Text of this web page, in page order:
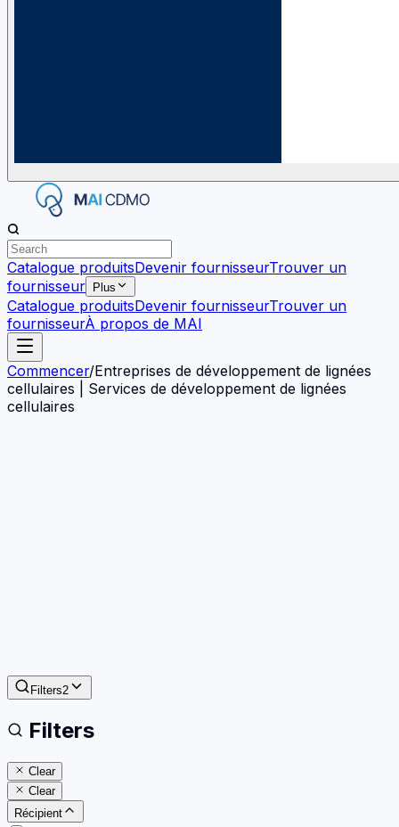
Catalogue produitsDevenir fournisseurTrouver un
fournisseur
Plus
Catalogue produitsDevenir fournisseurTrouver un
fournisseurÀ propos de MAI
Commencer/Entreprises de développement de lignées
cellulaires | Services de développement de lignées
cellulaires
Filters2
Filters
Clear
Clear
Récipient